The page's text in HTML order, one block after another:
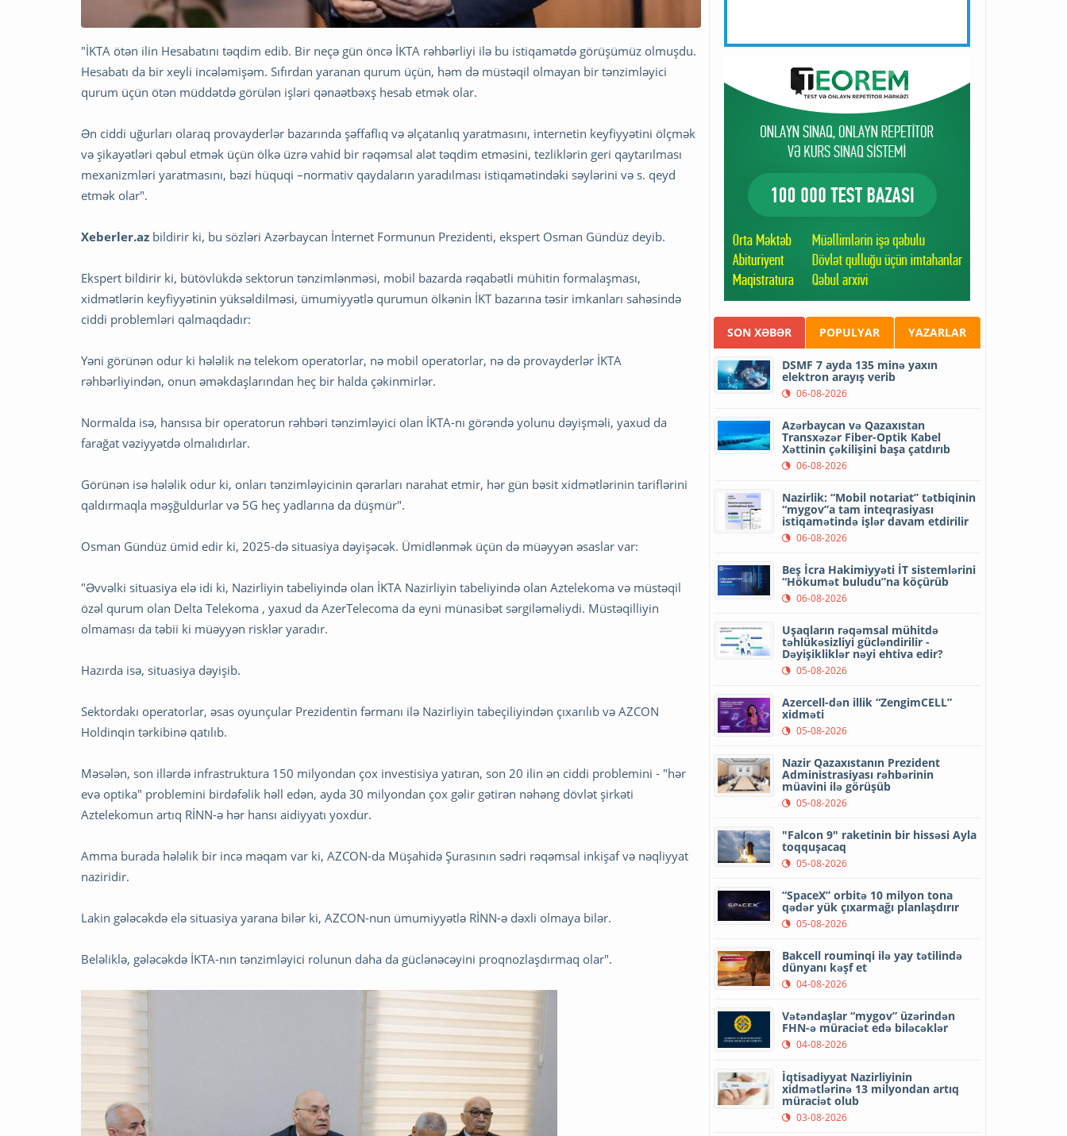
"İKTA ötən ilin Hesabatını təqdim edib. Bir neçə gün öncə İKTA rəhbərliyi ilə bu istiqamətdə görüşümüz olmuşdu.
Hesabatı da bir xeyli incələmişəm. Sıfırdan yaranan qurum üçün, həm də müstəqil olmayan bir tənzimləyici
qurum üçün ötən müddətdə görülən işləri qənaətbəxş hesab etmək olar.
Ən ciddi uğurları olaraq provayderlər bazarında şəffaflıq və əlçatanlıq yaratmasını, internetin keyfiyyətini ölçmək
və şikayətləri qəbul etmək üçün ölkə üzrə vahid bir rəqəmsal alət təqdim etməsini, tezliklərin geri qaytarılması
mexanizmləri yaratmasını, bəzi hüquqi –normativ qaydaların yaradılması istiqamətindəki səylərini və s. qeyd
etmək olar".
Xeberler.az bildirir ki, bu sözləri Azərbaycan İnternet Formunun Prezidenti, ekspert Osman Gündüz deyib.
Ekspert bildirir ki, bütövlükdə sektorun tənzimlənməsi, mobil bazarda rəqabətli mühitin formalaşması,
xidmətlərin keyfiyyətinin yüksəldilməsi, ümumiyyətlə qurumun ölkənin İKT bazarına təsir imkanları sahəsində
ciddi problemləri qalmaqdadır:
Yəni görünən odur ki hələlik nə telekom operatorlar, nə mobil operatorlar, nə də provayderlər İKTA
rəhbərliyindən, onun əməkdaşlarından heç bir halda çəkinmirlər.
Normalda isə, hansısa bir operatorun rəhbəri tənzimləyici olan İKTA-nı görəndə yolunu dəyişməli, yaxud da
farağat vəziyyətdə olmalıdırlar.
Görünən isə hələlik odur ki, onları tənzimləyicinin qərarları narahat etmir, hər gün bəsit xidmətlərinin tariflərini
qaldırmaqla məşğuldurlar və 5G heç yadlarına da düşmür".
Osman Gündüz ümid edir ki, 2025-də situasiya dəyişəcək. Ümidlənmək üçün də müəyyən əsaslar var:
"Əvvəlki situasiya elə idi ki, Nazirliyin tabeliyində olan İKTA Nazirliyin tabeliyində olan Aztelekoma və müstəqil
özəl qurum olan Delta Telekoma , yaxud da AzerTelecoma da eyni münasibət sərgiləməliydi. Müstəqilliyin
olmaması da təbii ki müəyyən risklər yaradır.
Hazırda isə, situasiya dəyişib.
Sektordakı operatorlar, əsas oyunçular Prezidentin fərmanı ilə Nazirliyin tabeçiliyindən çıxarılıb və AZCON
Holdinqin tərkibinə qatılıb.
Məsələn, son illərdə infrastruktura 150 milyondan çox investisiya yatıran, son 20 ilin ən ciddi problemini - "hər
evə optika" problemini birdəfəlik həll edən, ayda 30 milyondan çox gəlir gətirən nəhəng dövlət şirkəti
Aztelekomun artıq RİNN-ə hər hansı aidiyyatı yoxdur.
Amma burada hələlik bir incə məqam var ki, AZCON-da Müşahidə Şurasının sədri rəqəmsal inkişaf və nəqliyyat
naziridir.
Lakin gələcəkdə elə situasiya yarana bilər ki, AZCON-nun ümumiyyətlə RİNN-ə dəxli olmaya bilər.
Beləliklə, gələcəkdə İKTA-nın tənzimləyici rolunun daha da güclənəcəyini proqnozlaşdırmaq olar".
SON XƏBƏR POPULYAR YAZARLAR
DSMF 7 ayda 135 minə yaxın
elektron arayış verib
06-08-2026
Azərbaycan və Qazaxıstan
Transxəzər Fiber-Optik Kabel
Xəttinin çəkilişini başa çatdırıb
06-08-2026
Nazirlik: “Mobil notariat” tətbiqinin
“mygov”a tam inteqrasiyası
istiqamətində işlər davam etdirilir
06-08-2026
Beş İcra Hakimiyyəti İT sistemlərini
“Hökumət buludu”na köçürüb
06-08-2026
Uşaqların rəqəmsal mühitdə
təhlükəsizliyi gücləndirilir -
Dəyişikliklər nəyi ehtiva edir?
05-08-2026
Azercell-dən illik “ZengimCELL”
xidməti
05-08-2026
Nazir Qazaxıstanın Prezident
Administrasiyası rəhbərinin
müavini ilə görüşüb
05-08-2026
"Falcon 9" raketinin bir hissəsi Ayla
toqquşacaq
05-08-2026
“SpaceX” orbitə 10 milyon tona
qədər yük çıxarmağı planlaşdırır
05-08-2026
Bakcell rouminqi ilə yay tətilində
dünyanı kəşf et
04-08-2026
Vətəndaşlar “mygov” üzərindən
FHN-ə müraciət edə biləcəklər
04-08-2026
İqtisadiyyat Nazirliyinin
xidmətlərinə 13 milyondan artıq
müraciət olub
03-08-2026